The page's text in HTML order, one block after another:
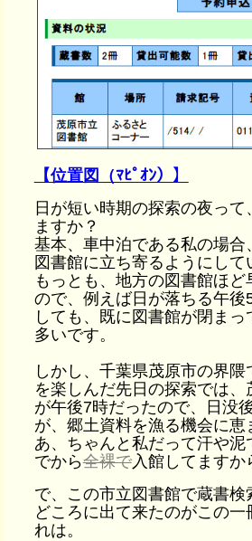
【位置図（ﾏﾋﾟｵﾝ）】
日が短い時期の探索の夜っ
ますか？
基本、車中泊である私の場
図書館に立ち寄るようにして
もっとも、地方の図書館ほ
ので、例えば日が落ちる午後
しても、既に図書館が閉ま
多いです。
しかし、千葉県茂原市の界
を楽しんだ先日の探索では
が午後7時だったので、日没
が、郷土資料を漁る機会に恵
あ、ちゃんと私だって汗や
でから全裸で入館してますか
で、この市立図書館で蔵書
どころに出て来たのがこの
れは。